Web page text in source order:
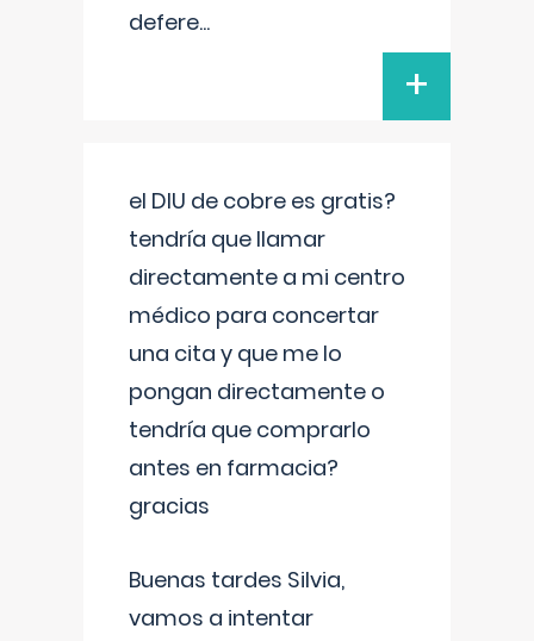
defere...
+
el DIU de cobre es gratis?
tendría que llamar
directamente a mi centro
médico para concertar
una cita y que me lo
pongan directamente o
tendría que comprarlo
antes en farmacia?
gracias
Buenas tardes Silvia,
vamos a intentar